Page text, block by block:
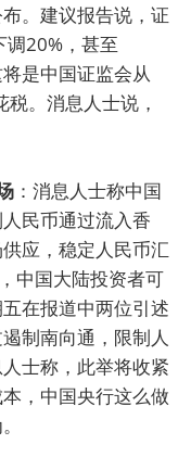
。建议报告说，证
调20%，甚至
是中国证监会从
。消息人士说，
：消息人士称中国
民币通过流入香
应，稳定人民币汇
中国大陆投资者可
在报道中两位引述
制南向通，限制人
士称，此举将收紧
，中国央行这么做